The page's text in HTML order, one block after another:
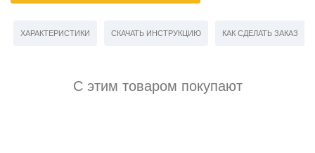
ХАРАКТЕРИСТИКИ СКАЧАТЬ ИНСТРУКЦИЮ КАК СДЕЛАТЬ ЗАКАЗ
С этим товаром покупают